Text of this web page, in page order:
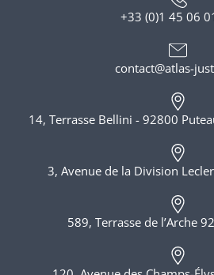
+33 (0)1 45 06
contact@atlas-
14, Terrasse Bellini - 92800
3, Avenue de la Division
589, Terrasse de l’Arche